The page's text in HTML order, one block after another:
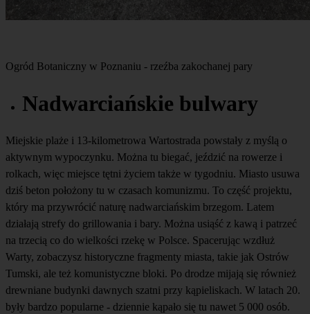
Ogród Botaniczny w Poznaniu - rzeźba zakochanej pary
Nadwarciańskie bulwary
Miejskie plaże i 13-kilometrowa Wartostrada powstały z myślą o
aktywnym wypoczynku. Można tu biegać, jeździć na rowerze i
rolkach, więc miejsce tętni życiem także w tygodniu. Miasto usuwa
dziś beton położony tu w czasach komunizmu. To część projektu,
który ma przywrócić naturę nadwarciańskim brzegom. Latem
działają strefy do grillowania i bary. Można usiąść z kawą i patrzeć
na trzecią co do wielkości rzekę w Polsce. Spacerując wzdłuż
Warty, zobaczysz historyczne fragmenty miasta, takie jak Ostrów
Tumski, ale też komunistyczne bloki. Po drodze mijają się również
drewniane budynki dawnych szatni przy kąpieliskach. W latach 20.
były bardzo popularne - dziennie kąpało się tu nawet 5 000 osób.